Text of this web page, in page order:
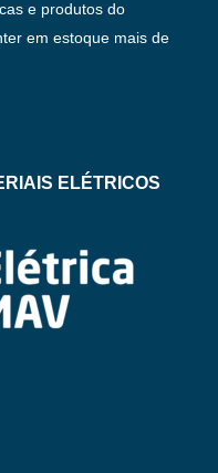
e produtos do
em estoque mais de
ELÉTRICOS